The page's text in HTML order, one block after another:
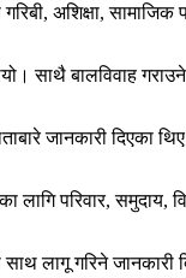
अशिक्षा,
साथै बालविवाह
जानकारी दिएका
लागि परिवार,
लागू गरिने जानकारी